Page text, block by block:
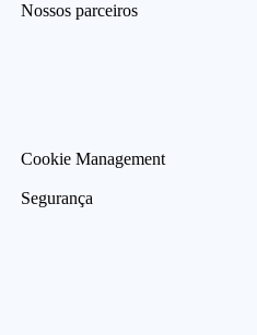
Nossos parceiros
Cookie Management
Segurança